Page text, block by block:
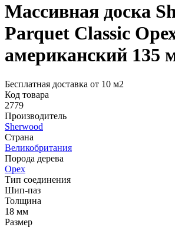
Массивная доска
Parquet Сlassic
американский 135
Бесплатная доставка от 10 м2
Код товара
2779
Производитель
Sherwood
Страна
Великобритания
Порода дерева
Орех
Тип соединения
Шип-паз
Толщина
18 мм
Размер